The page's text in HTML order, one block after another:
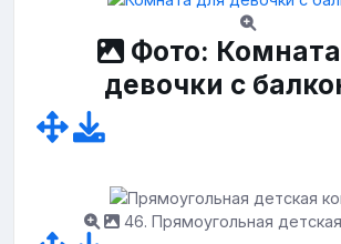
Фото:
девочки с
46. Прямоугольная